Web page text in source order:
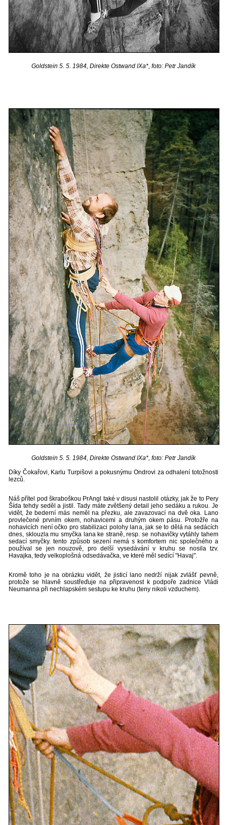
Goldstein 5. 5. 1984, Direkte Ostwand IXa*, foto: Petr Jandík
Goldstein 5. 5. 1984, Direkte Ostwand IXa*, foto: Petr Jandík
Díky Čokařovi, Karlu Turpišovi a pokusnýmu Ondrovi za odhalení totožnosti
lezců.
Náš přítel pod škraboškou PrAngl také v disusi nastolil otázky, jak že to Pery
Šída tehdy seděl a jistil. Tady máte zvětšený detail jeho sedáku a rukou. Je
vidět, že bederní más neměl na přezku, ale zavazovací na dvě oka. Lano
provlečené prvním okem, nohavicemi a druhým okem pásu. Protožře na
nohavicích není očko pro stabilizaci polohy lana, jak se to dělá na sedácích
dnes, sklouzla mu smyčka lana ke straně, resp. se nohavičky vytáhly tahem
sedací smyčky. tento způsob sezení nemá s komfortem nic společného a
používal se jen nouzově, pro delší vysedávání v kruhu se nosila tzv.
Havajka, tedy velkoplošná odsedávačka, ve které měl sedící "Havaj".
Kromě toho je na obrázku vidět, že jisticí lano nedrží nijak zvlášť pevně,
protože se hlavně soustřeďuje na připravenost k podpoře zadnice Vládi
Neumanna při nechlapském sestupu ke kruhu (teny nikoli vzduchem).